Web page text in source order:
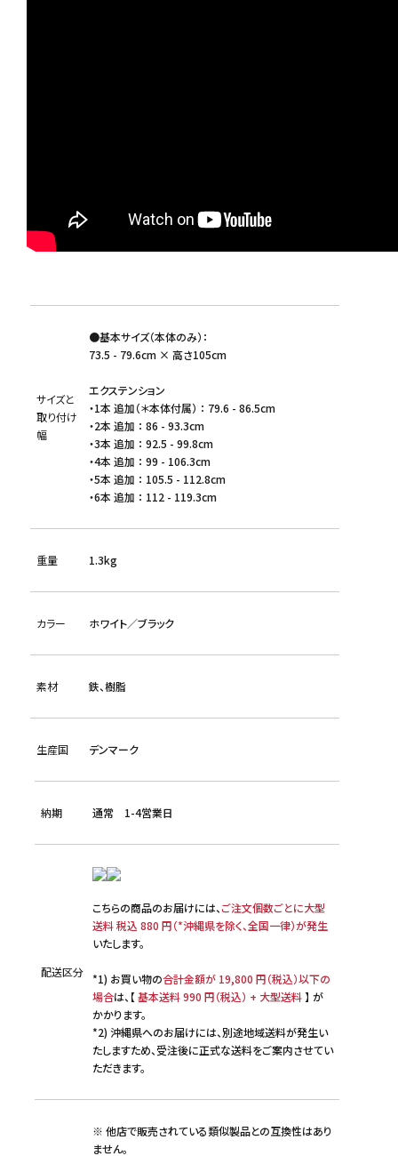
サイズと
取り付け
幅
●基本サイズ（本体のみ）：
73.5 - 79.6cm × 高さ105cm
エクステンション
・1本 追加（＊本体付属） ： 79.6 - 86.5cm
・2本 追加 ： 86 - 93.3cm
・3本 追加 ： 92.5 - 99.8cm
・4本 追加 ： 99 - 106.3cm
・5本 追加 ： 105.5 - 112.8cm
・6本 追加 ： 112 - 119.3cm
重量 1.3kg
カラー ホワイト／ブラック
素材 鉄、樹脂
生産国 デンマーク
納期 通常 1-4営業日
配送区分
こちらの商品のお届けには、ご注文個数ごとに大型
送料 税込 880 円（*沖縄県を除く、全国一律）が発生
いたします。
*1) お買い物の合計金額が 19,800 円（税込）以下の
場合は、【基本送料 990 円（税込） + 大型送料】 が
かかります。
*2) 沖縄県へのお届けには、別途地域送料が発生い
たしますため、受注後に正式な送料をご案内させてい
ただきます。
※ 他店で販売されている類似製品との互換性はあり
ません。